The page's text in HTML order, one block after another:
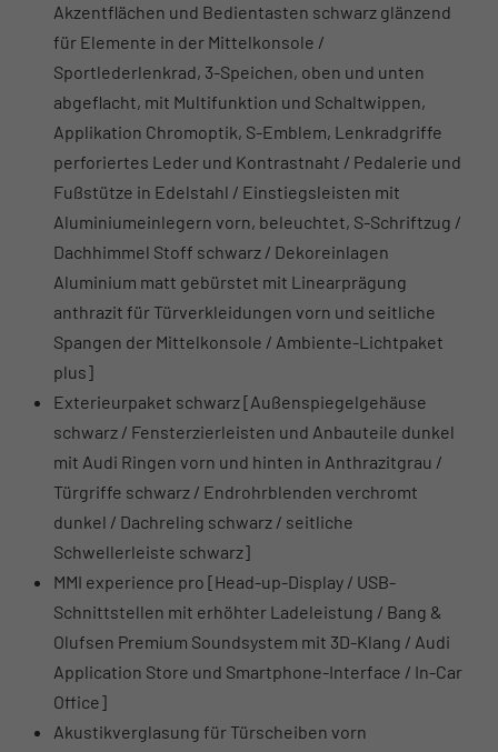
Akzentflächen und Bedientasten schwarz glänzend
für Elemente in der Mittelkonsole /
Sportlederlenkrad, 3-Speichen, oben und unten
abgeflacht, mit Multifunktion und Schaltwippen,
Applikation Chromoptik, S-Emblem, Lenkradgriffe
perforiertes Leder und Kontrastnaht / Pedalerie und
Fußstütze in Edelstahl / Einstiegsleisten mit
Aluminiumeinlegern vorn, beleuchtet, S-Schriftzug /
Dachhimmel Stoff schwarz / Dekoreinlagen
Aluminium matt gebürstet mit Linearprägung
anthrazit für Türverkleidungen vorn und seitliche
Spangen der Mittelkonsole / Ambiente-Lichtpaket
plus]
Exterieurpaket schwarz [Außenspiegelgehäuse
schwarz / Fensterzierleisten und Anbauteile dunkel
mit Audi Ringen vorn und hinten in Anthrazitgrau /
Türgriffe schwarz / Endrohrblenden verchromt
dunkel / Dachreling schwarz / seitliche
Schwellerleiste schwarz]
MMI experience pro [Head-up-Display / USB-
Schnittstellen mit erhöhter Ladeleistung / Bang &
Olufsen Premium Soundsystem mit 3D-Klang / Audi
Application Store und Smartphone-Interface / In-Car
Office]
Akustikverglasung für Türscheiben vorn